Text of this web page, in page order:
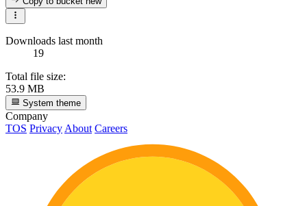
Downloads last month
19
Total file size:
53.9 MB
System theme
Company
TOS Privacy About Careers